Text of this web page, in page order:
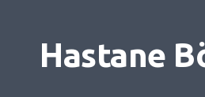
Hastane